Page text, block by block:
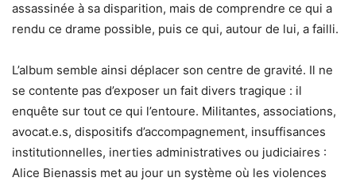
assassinée à sa disparition, mais de comprendre ce qui a
rendu ce drame possible, puis ce qui, autour de lui, a failli.
L’album semble ainsi déplacer son centre de gravité. Il ne
se contente pas d’exposer un fait divers tragique : il
enquête sur tout ce qui l’entoure. Militantes, associations,
avocat.e.s, dispositifs d’accompagnement, insuffisances
institutionnelles, inerties administratives ou judiciaires :
Alice Bienassis met au jour un système où les violences